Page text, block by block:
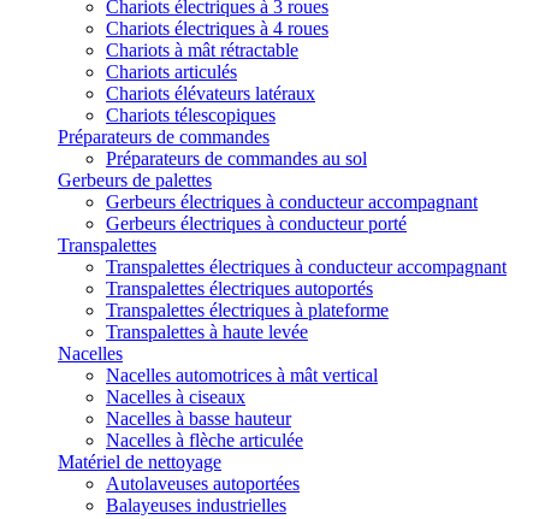
Chariots électriques à 3 roues
Chariots électriques à 4 roues
Chariots à mât rétractable
Chariots articulés
Chariots élévateurs latéraux
Chariots télescopiques
Préparateurs de commandes
Préparateurs de commandes au sol
Gerbeurs de palettes
Gerbeurs électriques à conducteur accompagnant
Gerbeurs électriques à conducteur porté
Transpalettes
Transpalettes électriques à conducteur accompagnant
Transpalettes électriques autoportés
Transpalettes électriques à plateforme
Transpalettes à haute levée
Nacelles
Nacelles automotrices à mât vertical
Nacelles à ciseaux
Nacelles à basse hauteur
Nacelles à flèche articulée
Matériel de nettoyage
Autolaveuses autoportées
Balayeuses industrielles